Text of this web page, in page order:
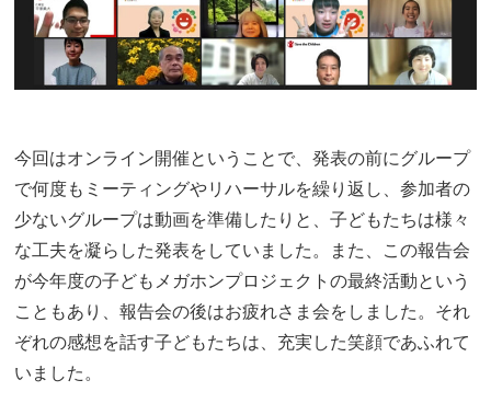
今回はオンライン開催ということで、発表の前にグループ
で何度もミーティングやリハーサルを繰り返し、参加者の
少ないグループは動画を準備したりと、子どもたちは様々
な工夫を凝らした発表をしていました。また、この報告会
が今年度の子どもメガホンプロジェクトの最終活動という
こともあり、報告会の後はお疲れさま会をしました。それ
ぞれの感想を話す子どもたちは、充実した笑顔であふれて
いました。